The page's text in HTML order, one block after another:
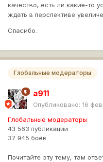
качество, есть ли какие-то
ждать в перспективе
Спасибо.
Глобальные модераторы
a911
Опубликовано: 16
Глобальные модераторы
43 563 публикации
37 945 боёв
Почитайте эту тему, там